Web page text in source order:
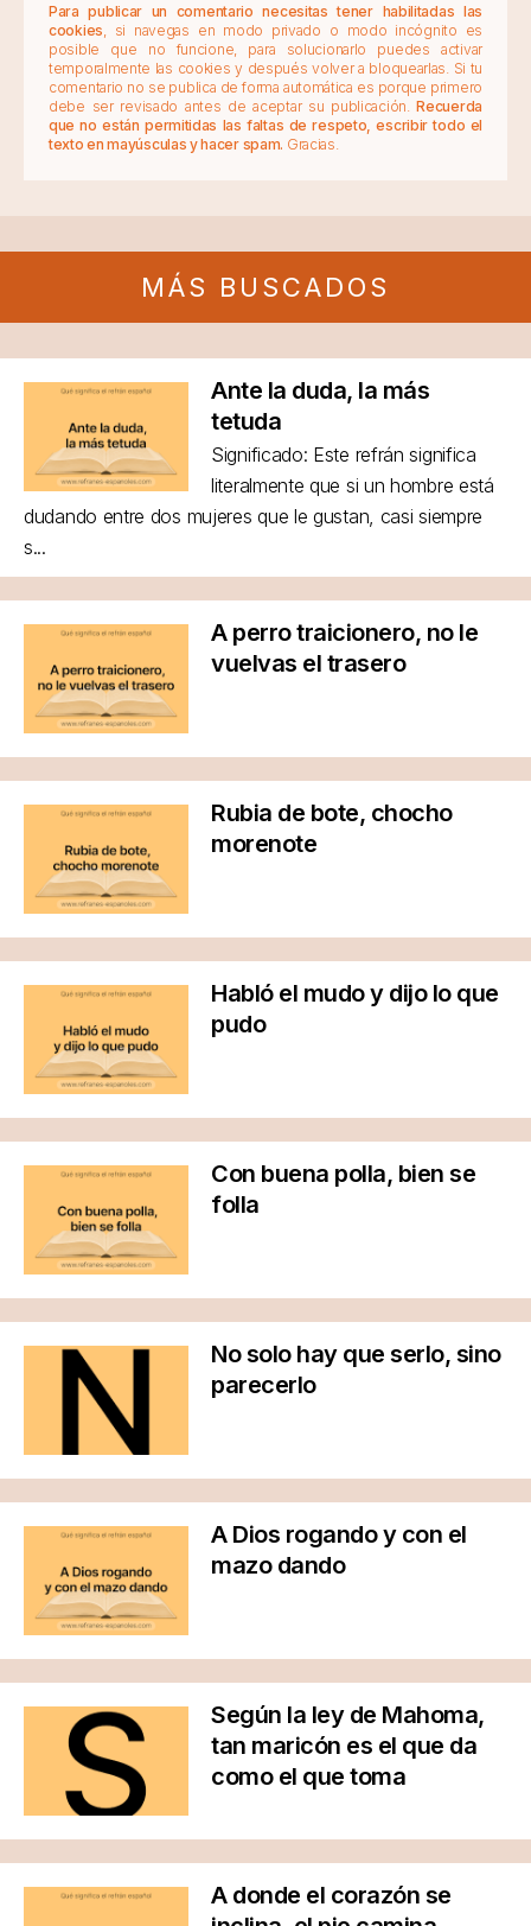
Para publicar un comentario necesitas tener habilitadas las
cookies , si navegas en modo privado o modo incógnito es
posible que no funcione, para solucionarlo puedes activar
temporalmente las cookies y después volver a bloquearlas. Si tu
comentario no se publica de forma automática es porque primero
debe ser revisado antes de aceptar su publicación.Recuerda
que no están permitidas las faltas de respeto, escribir todo el
texto en mayúsculas y hacer spam. Gracias.
MÁS BUSCADOS
Ante la duda, la más
tetuda
Significado: Este refrán significa
literalmente que si un hombre está
dudando entre dos mujeres que le gustan, casi siempre
s...
A perro traicionero, no le
vuelvas el trasero
Rubia de bote, chocho
morenote
Habló el mudo y dijo lo que
pudo
Con buena polla, bien se
folla
No solo hay que serlo, sino
parecerlo
A Dios rogando y con el
mazo dando
Según la ley de Mahoma,
tan maricón es el que da
como el que toma
A donde el corazón se